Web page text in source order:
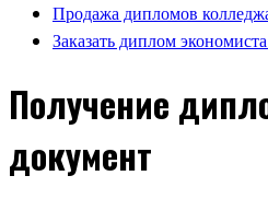
Продажа дипломов
Заказать диплом
Получение
документ